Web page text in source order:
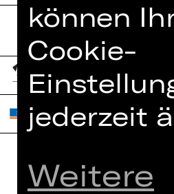
Home
können
Cookie-
jederzeit
Weitere